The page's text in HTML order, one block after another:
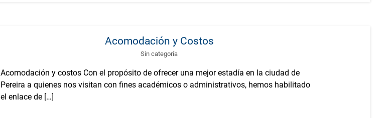
Acomodación y Costos
Sin categoría
Acomodación y costos Con el propósito de ofrecer una mejor estadía en la ciudad de
Pereira a quienes nos visitan con fines académicos o administrativos, hemos habilitado
el enlace de […]